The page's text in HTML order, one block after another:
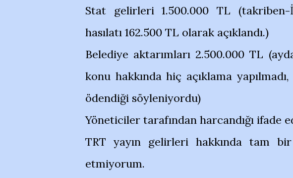
Stat gelirleri 1.500.000 TL (takriben-
hasılatı 162.500 TL olarak açıklandı.)
Belediye aktarımları 2.500.000 TL
konu hakkında hiç açıklama
ödendiği söyleniyordu)
Yöneticiler tarafından harcandığı ifade
TRT yayın gelirleri hakkında tam
etmiyorum.